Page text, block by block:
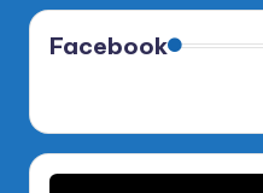
Facebook